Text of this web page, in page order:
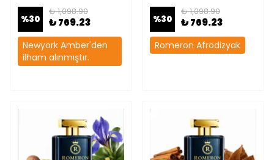
%30
₺ 1,098.90
₺ 769.23
Newyork Amber'den
ilham alınmıştır.
%30
₺ 1,098.90
₺ 769.23
Romeron Afrodizyak